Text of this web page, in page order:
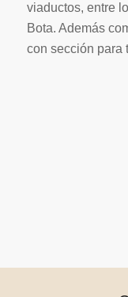
viaductos, entre
Bota. Además
con sección para